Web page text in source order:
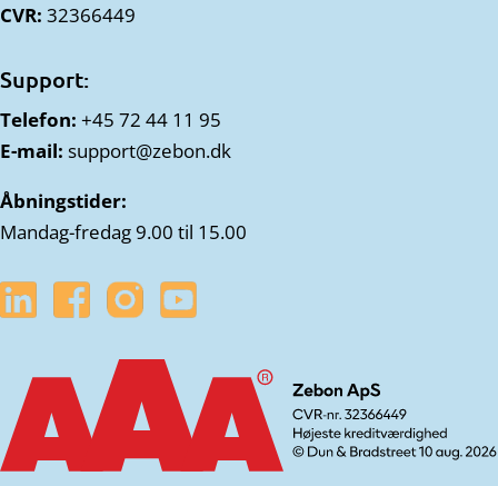
CVR: 32366449
Support:
Telefon: +45 72 44 11 95
E-mail: support@zebon.dk
Åbningstider:
Mandag-fredag 9.00 til 15.00